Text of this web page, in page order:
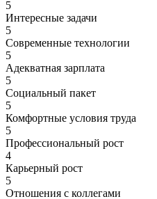
5
Интересные задачи
5
Современные технологии
5
Адекватная зарплата
5
Социальный пакет
5
Комфортные условия труда
5
Профессиональный рост
4
Карьерный рост
5
Отношения с коллегами